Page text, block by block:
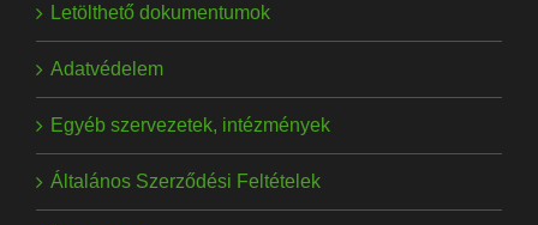
Letölthető dokumentumok
Adatvédelem
Egyéb szervezetek, intézmények
Általános Szerződési Feltételek